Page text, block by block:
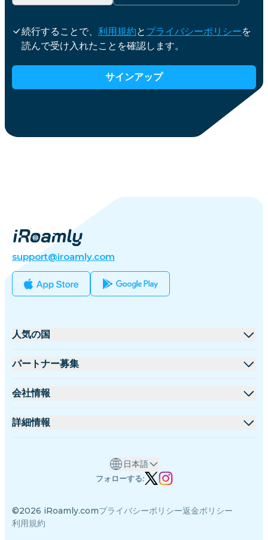
続行することで、 利用規約と プライバシーポリシーを
読んで受け入れたことを確認します。
サインアップ
support@iroamly.com
人気の国
アメリカ合衆国
トルコ
フランス
インド
パートナー募集
卸売プラットフォーム
APIドキュメント
会社情報
iRoamlyについて
詳細情報
著者チーム
©2026 iRoamly.comプライバシーポリシー返金ポリシー
利用規約
日本語
フォローする: